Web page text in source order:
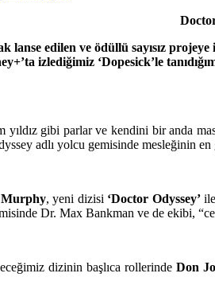
lanse edilen ve ödüllü sayısız
izlediğimiz ‘Dopesick’le
gibi parlar ve kendini bir anda
adlı yolcu gemisinde mesleğinin en
, yeni dizisi ‘Doctor Odyssey’
Dr. Max Bankman ve de ekibi,
dizinin başlıca rollerinde Don